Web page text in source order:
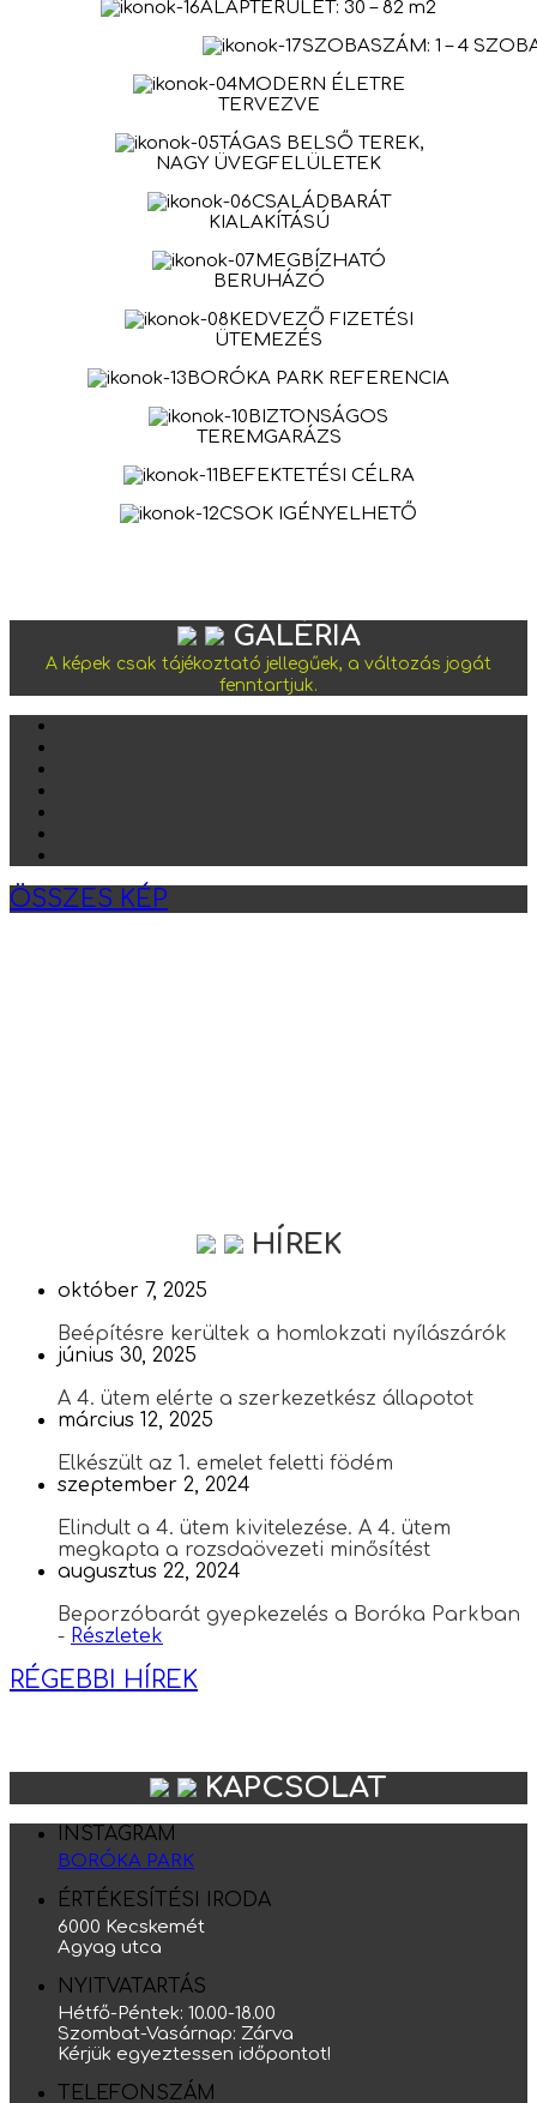
ALAPTERÜLET: 30 – 82 m2
SZOBASZÁM: 1 – 4
MODERN ÉLETRE
TERVEZVE
TÁGAS BELSŐ TEREK,
NAGY ÜVEGFELÜLETEK
CSALÁDBARÁT
KIALAKÍTÁSÚ
MEGBÍZHATÓ
BERUHÁZÓ
KEDVEZŐ FIZETÉSI
ÜTEMEZÉS
BORÓKA PARK REFERENCIA
BIZTONSÁGOS
TEREMGARÁZS
BEFEKTETÉSI CÉLRA
CSOK IGÉNYELHETŐ
GALÉRIA
A képek csak tájékoztató jellegűek, a változás jogát
fenntartjuk.
ÖSSZES KÉP
HÍREK
október 7, 2025
Beépítésre kerültek a homlokzati nyílászárók
június 30, 2025
A 4. ütem elérte a szerkezetkész állapotot
március 12, 2025
Elkészült az 1. emelet feletti födém
szeptember 2, 2024
Elindult a 4. ütem kivitelezése. A 4. ütem
megkapta a rozsdaövezeti minősítést
augusztus 22, 2024
Beporzóbarát gyepkezelés a Boróka Parkban
- Részletek
RÉGEBBI HÍREK
KAPCSOLAT
INSTAGRAM
BORÓKA PARK
ÉRTÉKESÍTÉSI IRODA
6000 Kecskemét
Agyag utca
NYITVATARTÁS
Hétfő-Péntek: 10.00-18.00
Szombat-Vasárnap: Zárva
Kérjük egyeztessen időpontot!
TELEFONSZÁM